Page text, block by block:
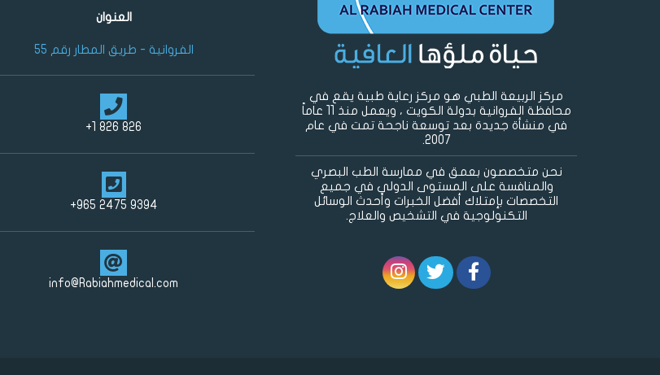
مركز الربيعة الطبي هو مركز رعاية طبية يقع في
محافظة الفروانية بدولة الكويت ، ويعمل منذ 11 عاماً
في منشأة جديدة بعد توسعة ناجحة تمت في عام
2007.
نحن متخصصون بعمق في ممارسة الطب البصري
والمنافسة على المستوى الدولي في جميع
التخصصات بإمتلاك أفضل الخبرات وأحدث الوسائل
التكنولوجية في التشخيص والعلاج.
العنوان
الفروانية - طريق المطار رقم 55
826 826 1+
9394 2475 965+
info@Rabiahmedical.com